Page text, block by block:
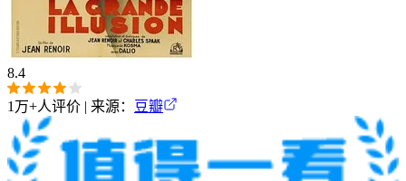
8.4
1万+人评价 | 来源： 豆瓣